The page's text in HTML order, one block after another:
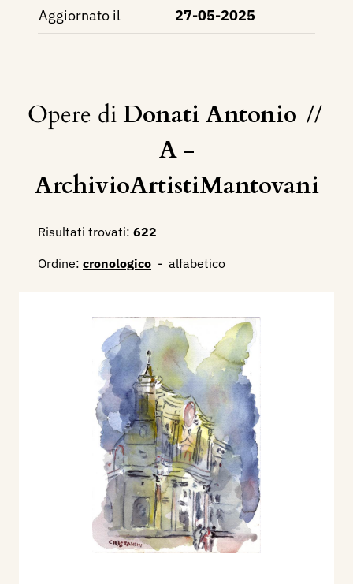
Aggiornato il
27-05-2025
Opere diDonati Antonio //
A -
ArchivioArtistiMantovani
Risultati trovati: 622
Ordine: cronologico - alfabetico